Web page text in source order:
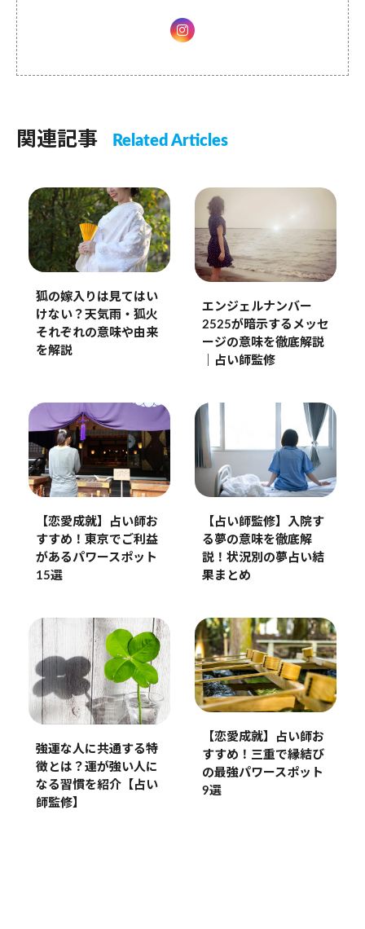
関連記事 Related Articles
狐の嫁入りは見てはい
けない？天気雨・狐火
それぞれの意味や由来
を解説
エンジェルナンバー
2525が暗示するメッセ
ージの意味を徹底解説
｜占い師監修
【恋愛成就】占い師お
すすめ！東京でご利益
があるパワースポット
15選
【占い師監修】入院す
る夢の意味を徹底解
説！状況別の夢占い結
果まとめ
強運な人に共通する特
徴とは？運が強い人に
なる習慣を紹介【占い
師監修】
【恋愛成就】占い師お
すすめ！三重で縁結び
の最強パワースポット
9選